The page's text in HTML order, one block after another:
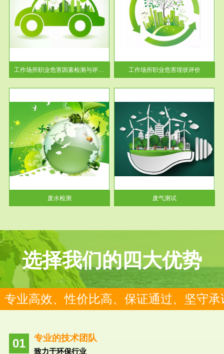
工作场所职业危害因素检测与评价...
工作场所职业危害现状评价
【现状评价意义】：具体因素---
-通过质谱分析等多种手段明确
工作场...
工作场所职业危害现状评价
废水检测
服务范围
废气测试
检测范围工业废气检测包括有机
废气和无机废气。有机废气主要
包括...
废气测试
选择我们的四大优势
专业高效、性价比高、保证通过、坚守承
专业的技术团队
致力于环保行业